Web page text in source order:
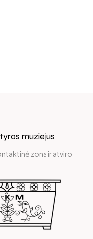
muziejus
zona ir atviro